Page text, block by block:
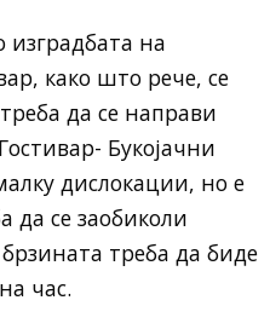
изградбата на
како што рече, се
да се направи
Букојачни
дислокации, но е
да се заобиколи
треба да биде
час.